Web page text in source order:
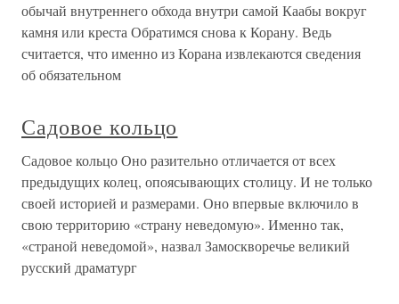
обычай внутреннего обхода внутри самой Каабы вокруг
камня или креста Обратимся снова к Корану. Ведь
считается, что именно из Корана извлекаются сведения
об обязательном
Садовое кольцо
Садовое кольцо Оно разительно отличается от всех
предыдущих колец, опоясывающих столицу. И не только
своей историей и размерами. Оно впервые включило в
свою территорию «страну неведомую». Именно так,
«страной неведомой», назвал Замоскворечье великий
русский драматург